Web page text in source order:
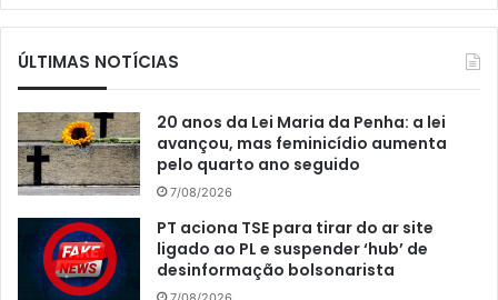
ÚLTIMAS NOTÍCIAS
20 anos da Lei Maria da Penha: a lei
avançou, mas feminicídio aumenta
pelo quarto ano seguido
7/08/2026
PT aciona TSE para tirar do ar site
ligado ao PL e suspender ‘hub’ de
desinformação bolsonarista